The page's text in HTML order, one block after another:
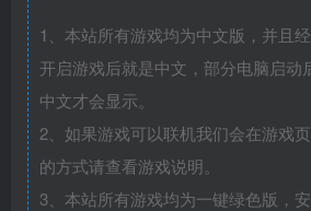
1、本站所有游戏均为中文版，并且
开启游戏后就是中文，部分电脑启动
中文才会显示。
2、如果游戏可以联机我们会在游戏
的方式请查看游戏说明。
3、本站所有游戏均为一键绿色版，